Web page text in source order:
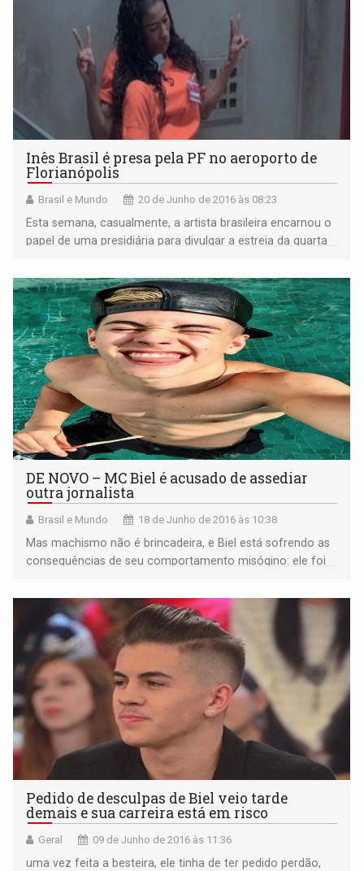
Inês Brasil é presa pela PF no aeroporto de
Florianópolis
Brasil e Mundo 20 de Junho de 2016 às 08:23
Esta semana, casualmente, a artista brasileira encarnou o
papel de uma presidiária para divulgar a estreia da quarta
Brasil.
DE NOVO – MC Biel é acusado de assediar
outra jornalista
Brasil e Mundo 18 de Junho de 2016 às 10:38
Mas machismo não é brincadeira, e Biel está sofrendo as
consequências de seu comportamento misógino: ele foi
Tocha Olímpica e outras vítimas de suas atitudes estão se
dispondo a falar.
Pedido de desculpas de Biel veio tarde
demais e sua carreira está em risco
Geral 09 de Junho de 2016 às 11:36
uma vez feita a besteira, ele tinha de ter pedido perdão,